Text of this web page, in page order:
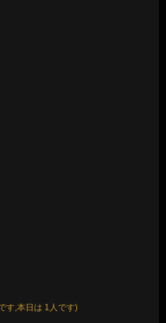
す,本日は 1人です)